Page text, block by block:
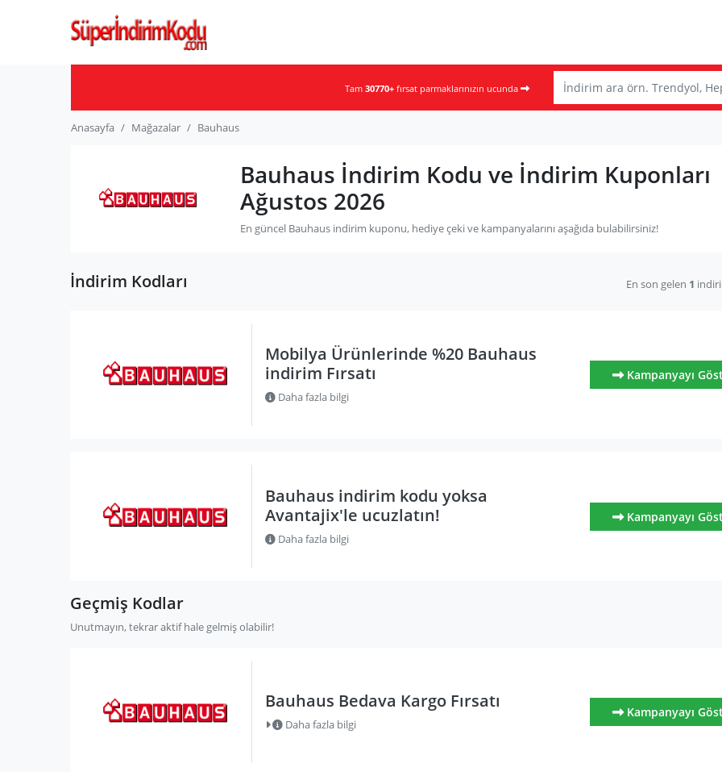
Tam 30770+ fırsat parmaklarınızın ucunda
Anasayfa Mağazalar Bauhaus
Bauhaus İndirim Kodu ve İndirim Kuponları
Ağustos 2026
En güncel Bauhaus indirim kuponu, hediye çeki ve kampanyalarını aşağıda bulabilirsiniz!
İndirim Kodları En son gelen 1
Mobilya Ürünlerinde %20 Bauhaus
indirim Fırsatı
Daha fazla bilgi
Kampanyayı
Bauhaus indirim kodu yoksa
Avantajix'le ucuzlatın!
Daha fazla bilgi
Kampanyayı
Geçmiş Kodlar
Unutmayın, tekrar aktif hale gelmiş olabilir!
Bauhaus Bedava Kargo Fırsatı
Daha fazla bilgi
Kampanyayı